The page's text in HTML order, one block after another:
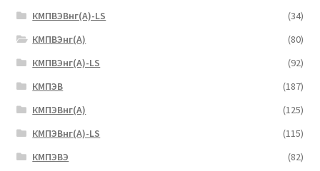
КМПВЭВнг(А)-LS
(34)
КМПВЭнг(А)
(80)
КМПВЭнг(А)-LS
(92)
КМПЭВ
(187)
КМПЭВнг(А)
(125)
КМПЭВнг(А)-LS
(115)
КМПЭВЭ
(82)